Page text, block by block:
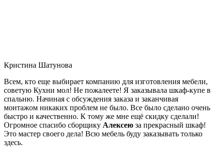
Кристина Шатунова
Всем, кто еще выбирает компанию для изготовления мебели,
советую Кухни мол! Не пожалеете! Я заказывала шкаф-купе в
спальню. Начиная с обсуждения заказа и заканчивая
монтажом никаких проблем не было. Все было сделано очень
быстро и качественно. К тому же мне ещё скидку сделали!
Огромное спасибо сборщику Алексею за прекрасный шкаф!
Это мастер своего дела! Всю мебель буду заказывать только
здесь.